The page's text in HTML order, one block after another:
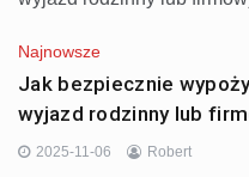
Najnowsze
Jak bezpiecznie
wyjazd rodzinny lub
2025-11-06 Robert